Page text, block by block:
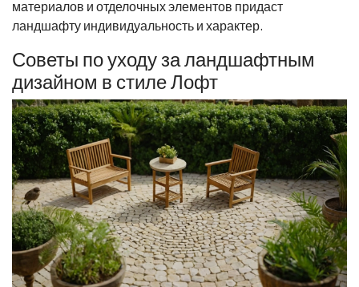
материалов и отделочных элементов придаст
ландшафту индивидуальность и характер.
Советы по уходу за ландшафтным
дизайном в стиле Лофт